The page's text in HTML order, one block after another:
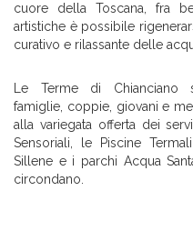
cuore della Toscana, fra
artistiche è possibile
curativo e rilassante delle
Le Terme di Chianciano
famiglie, coppie, giovani e
alla variegata offerta dei
Sensoriali, le Piscine
Sillene e i parchi Acqua
circondano.